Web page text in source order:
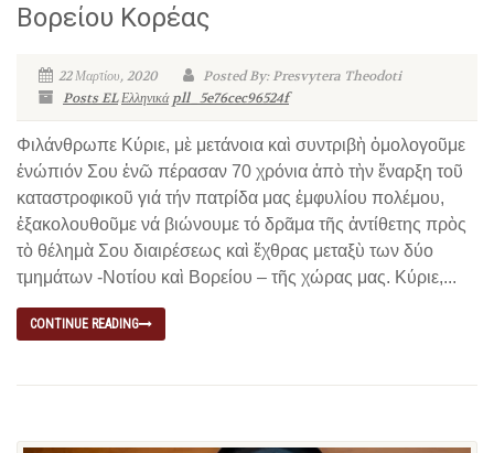
Βορείου Κορέας
22 Μαρτίου, 2020
Posted By: Presvytera Theodoti
Posts ELΕλληνικά pll_5e76cec96524f
Φιλάνθρωπε Κύριε, μὲ μετάνοια καὶ συντριβὴ ὁμολογοῦμε
ἐνώπιόν Σου ἐνῶ πέρασαν 70 χρόνια ἀπὸ τὴν ἔναρξη τοῦ
καταστροφικοῦ γιά τήν πατρίδα μας ἐμφυλίου πολέμου,
ἐξακολουθοῦμε νά βιώνουμε τό δρᾶμα τῆς ἀντίθετης πρὸς
τὸ θέλημὰ Σου διαιρέσεως καὶ ἔχθρας μεταξὺ των δύο
τμημάτων -Νοτίου καὶ Βορείου – τῆς χώρας μας. Κύριε,...
CONTINUE READING